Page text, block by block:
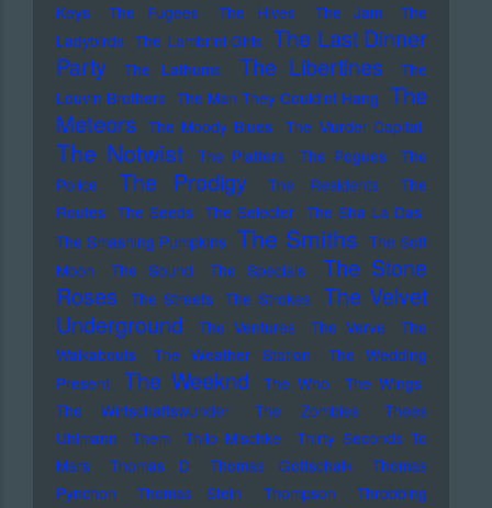
Keys
The Fugees The Hives The Jam
The
Ladybirds The Lambrini Girls The Last Dinner
Party
The Lathums The Libertines
The
Louvin Brothers The Man They Could'nt Hang The
Meteors The Moody Blues The Murder Capital
The Notwist The Platters The Pogues
The
Police
The Prodigy The Residents
The
Routes The Seeds The Selecter The Sha La Das
The Smashing Pumpkins The Smiths The Soft
Moon
The Sound The Specials
The Stone
Roses
The Streets The Strokes
The Velvet
Underground
The Ventures The Verve
The
Walkabouts
The Weather Station
The Wedding
Present
The Weeknd The Who
The Wings
The Wirtschaftswunder
The Zombies
Thees
Uhlmann
Them Thilo Mischke
Thirty Seconds To
Mars
Thomas D Thomas Gottschalk
Thomas
Pynchon
Thomas Stein Thompson
Throbbing